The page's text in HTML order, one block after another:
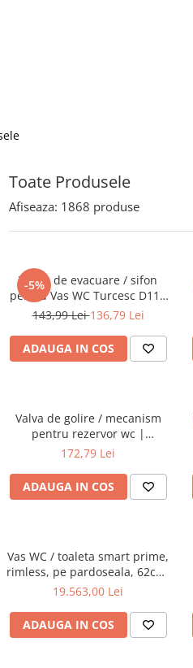
Toate Produsele
Afiseaza: 1868 produse
-5%
Teava de evacuare / sifon
pentru Vas WC Turcesc D110
cu Ieșire la 45 grade |
143,99 Lei136,79 Lei
ADAUGA IN COS
Valva de golire / mecanism
pentru rezervor wc |
436439YP
172,79 Lei
ADAUGA IN COS
Vas WC / toaleta smart prime,
rimless, pe pardoseala, 62cm,
cu iesire universala |
19.563,00 Lei
ADAUGA IN COS